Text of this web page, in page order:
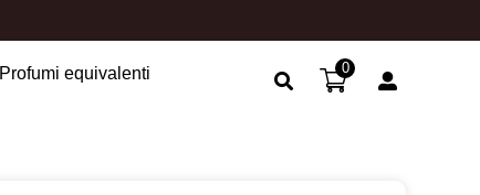
Profumi equivalenti 0